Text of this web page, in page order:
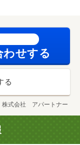
わせする
る
式会社 アパートナー